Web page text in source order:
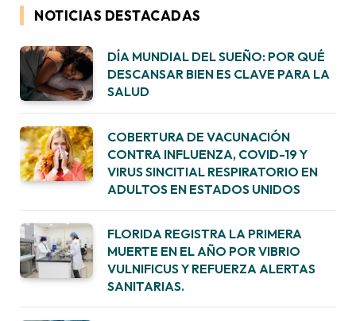
NOTICIAS DESTACADAS
DÍA MUNDIAL DEL SUEÑO: POR QUÉ
DESCANSAR BIEN ES CLAVE PARA LA
SALUD
COBERTURA DE VACUNACIÓN
CONTRA INFLUENZA, COVID-19 Y
VIRUS SINCITIAL RESPIRATORIO EN
ADULTOS EN ESTADOS UNIDOS
FLORIDA REGISTRA LA PRIMERA
MUERTE EN EL AÑO POR VIBRIO
VULNIFICUS Y REFUERZA ALERTAS
SANITARIAS.